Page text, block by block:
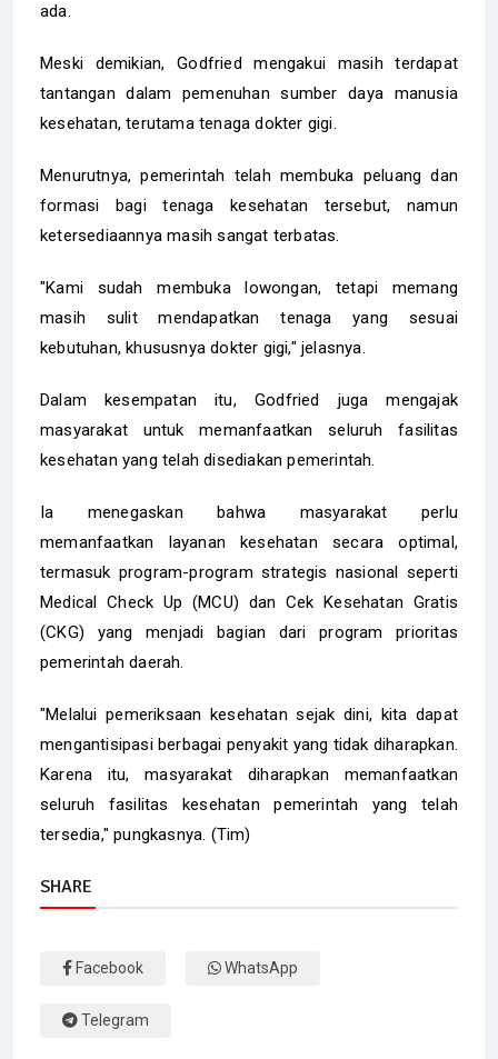
ada.
Meski demikian, Godfried mengakui masih terdapat
tantangan dalam pemenuhan sumber daya manusia
kesehatan, terutama tenaga dokter gigi.
Menurutnya, pemerintah telah membuka peluang dan
formasi bagi tenaga kesehatan tersebut, namun
ketersediaannya masih sangat terbatas.
"Kami sudah membuka lowongan, tetapi memang
masih sulit mendapatkan tenaga yang sesuai
kebutuhan, khususnya dokter gigi," jelasnya.
Dalam kesempatan itu, Godfried juga mengajak
masyarakat untuk memanfaatkan seluruh fasilitas
kesehatan yang telah disediakan pemerintah.
Ia menegaskan bahwa masyarakat perlu
memanfaatkan layanan kesehatan secara optimal,
termasuk program-program strategis nasional seperti
Medical Check Up (MCU) dan Cek Kesehatan Gratis
(CKG) yang menjadi bagian dari program prioritas
pemerintah daerah.
"Melalui pemeriksaan kesehatan sejak dini, kita dapat
mengantisipasi berbagai penyakit yang tidak diharapkan.
Karena itu, masyarakat diharapkan memanfaatkan
seluruh fasilitas kesehatan pemerintah yang telah
tersedia," pungkasnya. (Tim)
SHARE
Facebook WhatsApp
Telegram